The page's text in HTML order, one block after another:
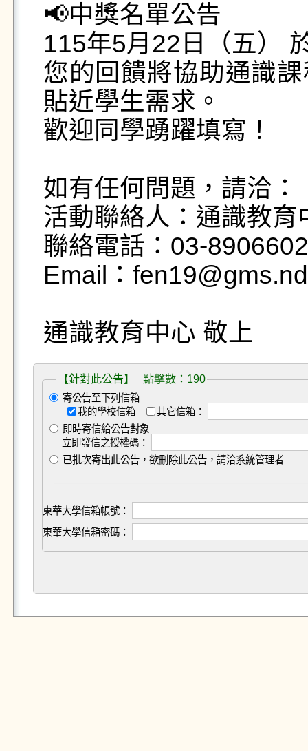
📢中獎名單公告
115年5月22日（五）
您的回饋將協助通識
貼近學生需求。
歡迎同學踴躍填寫！
如有任何問題，請洽：
活動聯絡人：通識教育
聯絡電話：03-8906602
Email：
通識教育中心 敬上
【針對此公告】 點擊數：190
寄公告至下列信箱
我的學校信箱
其它信箱：
即時寄信給公告對象
立即發信之授權碼：
已批次寄出此公告，欲刪除此公告，請洽系統管理者
東華大學信箱帳號：
東華大學信箱密碼：